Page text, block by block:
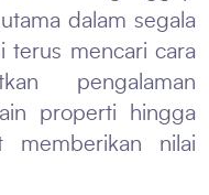
dalam segala
terus mencari cara
pengalaman
properti hingga
memberikan nilai